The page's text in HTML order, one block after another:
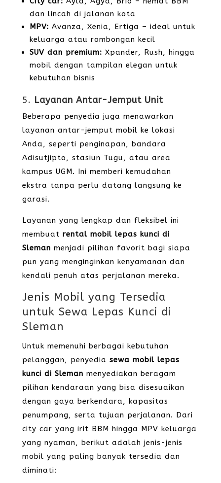
dan lincah di jalanan kota
MPV: Avanza, Xenia, Ertiga – ideal untuk
keluarga atau rombongan kecil
SUV dan premium: Xpander, Rush, hingga
mobil dengan tampilan elegan untuk
kebutuhan bisnis
5. Layanan Antar-Jemput Unit
Beberapa penyedia juga menawarkan
layanan antar-jemput mobil ke lokasi
Anda, seperti penginapan, bandara
Adisutjipto, stasiun Tugu, atau area
kampus UGM. Ini memberi kemudahan
ekstra tanpa perlu datang langsung ke
garasi.
Layanan yang lengkap dan fleksibel ini
membuat rental mobil lepas kunci di
Sleman menjadi pilihan favorit bagi siapa
pun yang menginginkan kenyamanan dan
kendali penuh atas perjalanan mereka.
Jenis Mobil yang Tersedia
untuk Sewa Lepas Kunci di
Sleman
Untuk memenuhi berbagai kebutuhan
pelanggan, penyedia sewa mobil lepas
kunci di Sleman menyediakan beragam
pilihan kendaraan yang bisa disesuaikan
dengan gaya berkendara, kapasitas
penumpang, serta tujuan perjalanan. Dari
city car yang irit BBM hingga MPV keluarga
yang nyaman, berikut adalah jenis-jenis
mobil yang paling banyak tersedia dan
diminati: